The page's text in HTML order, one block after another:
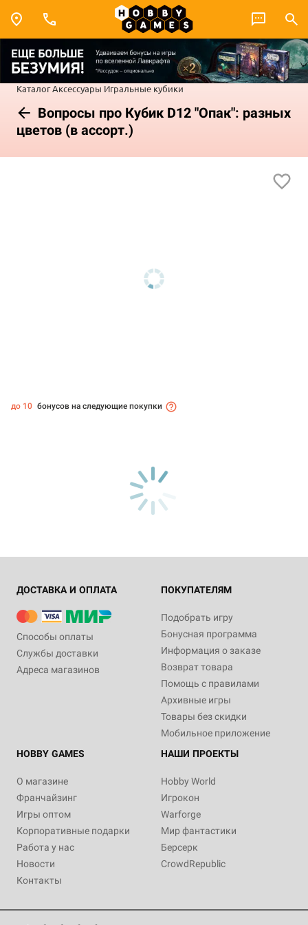
КаталогАксессуары Игральные кубики
Вопросы про Кубик D12 "Опак": разных
цветов (в ассорт.)
до 10 бонусов на следующие покупки
ДОСТАВКА И ОПЛАТА
Способы оплаты
Службы доставки
Адреса магазинов
ПОКУПАТЕЛЯМ
Подобрать игру
Бонусная программа
Информация о заказе
Возврат товара
Помощь с правилами
Архивные игры
Товары без скидки
Мобильное приложение
HOBBY GAMES
О магазине
Франчайзинг
Игры оптом
Корпоративные подарки
Работа у нас
Новости
Контакты
НАШИ ПРОЕКТЫ
Hobby World
Игрокон
Warforge
Мир фантастики
Берсерк
CrowdRepublic